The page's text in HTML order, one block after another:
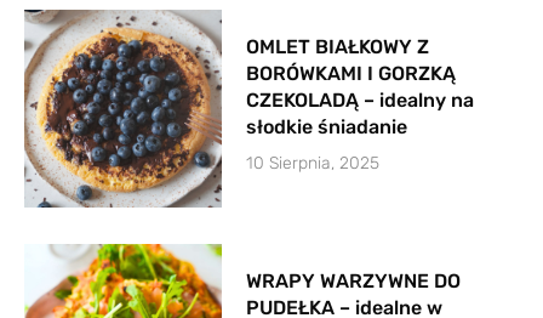
OMLET BIAŁKOWY Z
BORÓWKAMI I GORZKĄ
CZEKOLADĄ – idealny na
słodkie śniadanie
10 Sierpnia, 2025
WRAPY WARZYWNE DO
PUDEŁKA – idealne w